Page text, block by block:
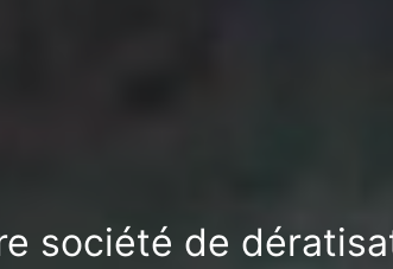
société de